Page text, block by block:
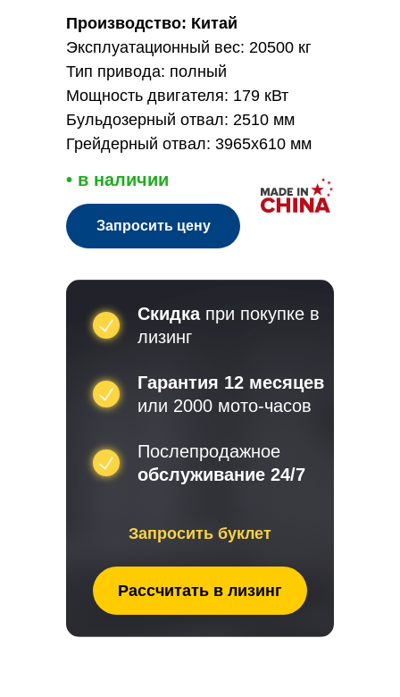
Производство: Китай
Эксплуатационный вес: 20500 кг
Тип привода: полный
Мощность двигателя: 179 кВт
Бульдозерный отвал: 2510 мм
Грейдерный отвал: 3965х610 мм
• в наличии
Запросить цену
Скидка при покупке в
лизинг
Гарантия 12 месяцев
или 2000 мото-часов
Послепродажное
обслуживание 24/7
Запросить буклет
Скидка при покупке в
лизинг
Гарантия 12 месяцев
или 2000 мото-часов
Послепродажное
обслуживание 24/7
Запросить буклет
Рассчитать в лизинг